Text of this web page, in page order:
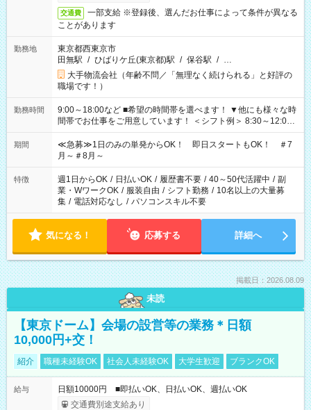
交通費
一部支給 ※登録後、選んだお仕事によって条件が異なる
ことがあります
勤務地
東京都西東京市
田無駅 / ひばりケ丘(東京都)駅 / 保谷駅 / …
大手物流会社（年齢不問／「無理なく続けられる」と好評の
職場です！）
勤務時間
9:00～18:00など ■希望の時間帯を選べます！ ▼他にも様々な時
間帯でお仕事をご用意しています！ ＜シフト例＞ 8:30～12:00
17:00～22:00 13:00～22:00 22:00～翌6:00 など
期間
≪急募≫1日のみの単発からOK！ 即日スタートもOK！ ＃7
月～＃8月～
特徴 週1日からOK / 日払いOK / 履歴書不要 / 40～50代活躍中 / 副
業・WワークOK / 服装自由 / シフト勤務 / 10名以上の大量募
集 / 電話対応なし / パソコンスキル不要
気になる！ 応募する 詳細へ
掲載日：2026.08.09
未読
【東京ドーム】会場の設営等の業務＊日額
10,000円+交！
紹介 職種未経験OK 社会人未経験OK 大学生歓迎 ブランクOK
給与
日額10000円 ■即払いOK、日払いOK、週払いOK
交通費別途支給あり